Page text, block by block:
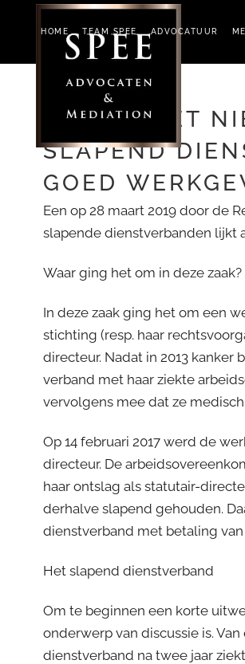
HOME TEAM SPEE ADVOCATUUR
1 APR 2019HET
SLAPEND
GOED
Een op 28 maart 2019 door de
slapende dienstverbanden lijkt
Waar ging het om in deze zaak?
In deze zaak ging het om een
stichting (resp. haar
directeur. Nadat in 2013 kanker
verband met haar ziekte
vervolgens mee dat ze
Op 14 februari 2017 werd de
directeur. De
haar ontslag als statutair-
derhalve slapend gehouden.
dienstverband met betaling
Het slapend dienstverband
Om te beginnen een korte
onderwerp van discussie is.
dienstverband na twee jaar